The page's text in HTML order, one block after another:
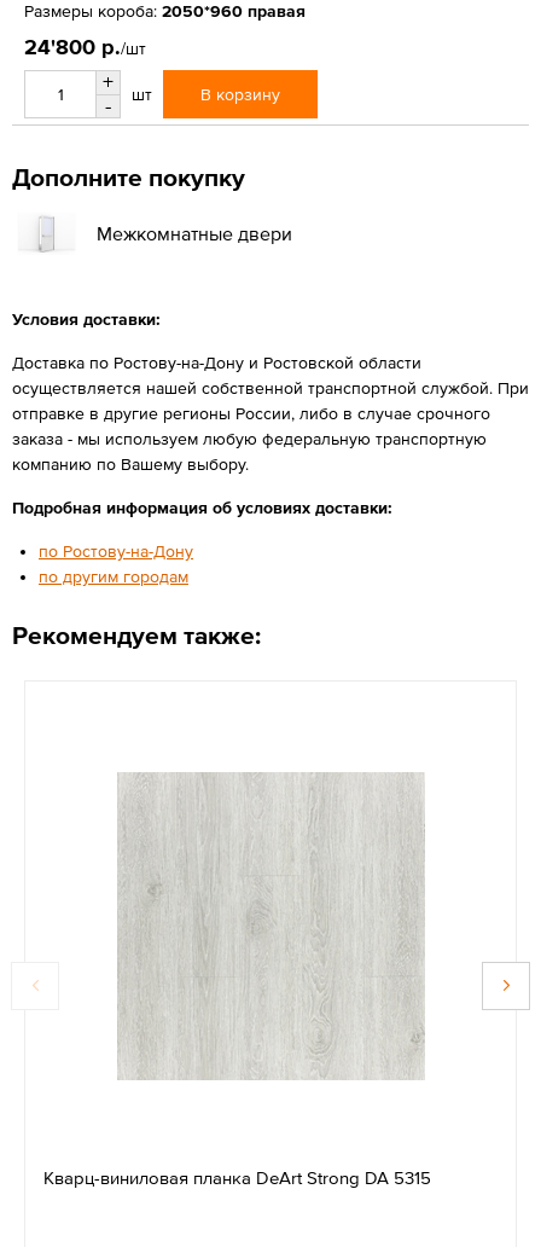
Размеры короба: 2050*960 правая
24'800 р./шт
+
-
шт В корзину
Дополните покупку
Межкомнатные двери
Условия доставки:
Доставка по Ростову-на-Дону и Ростовской области
осуществляется нашей собственной транспортной службой. При
отправке в другие регионы России, либо в случае срочного
заказа - мы используем любую федеральную транспортную
компанию по Вашему выбору.
Подробная информация об условиях доставки:
по Ростову-на-Дону
по другим городам
Рекомендуем также:
Кварц-виниловая планка DeArt Strong DA 5315